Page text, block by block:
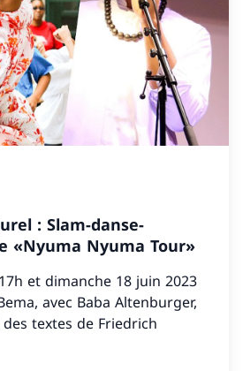
: Slam-danse-
«Nyuma Nyuma Tour»
et dimanche 18 juin 2023
avec Baba Altenburger,
textes de Friedrich